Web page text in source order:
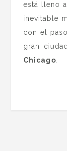
está lleno
inevitable
con el
gran
Chicago.